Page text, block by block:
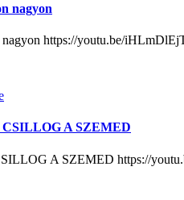
nagyon
https://youtu.be/
A SZEMED
A SZEMED https://